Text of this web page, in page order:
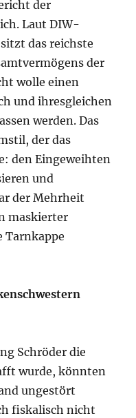
der
Laut DIW-
das reichste
der
wolle einen
und ihresgleichen
werden. Das
der das
den Eingeweihten
und
der Mehrheit
maskierter
Tarnkappe
Schröder die
wurde, könnten
ungestört
fiskalisch nicht